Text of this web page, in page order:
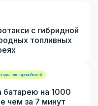
с гибридной
топливных
электромобилей
батарею на 1000
чем за 7 минут